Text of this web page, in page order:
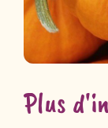
Plus